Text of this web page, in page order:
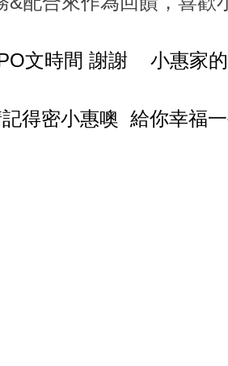
文時間 謝謝 小惠家
得密小惠噢 給你幸福